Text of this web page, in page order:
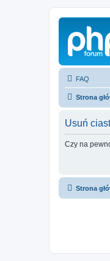
FAQ
Strona
Usuń
Czy na
Strona